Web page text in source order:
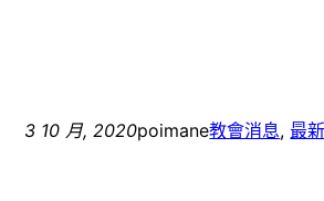
3 10 月, 2020poimane教會消息, 最